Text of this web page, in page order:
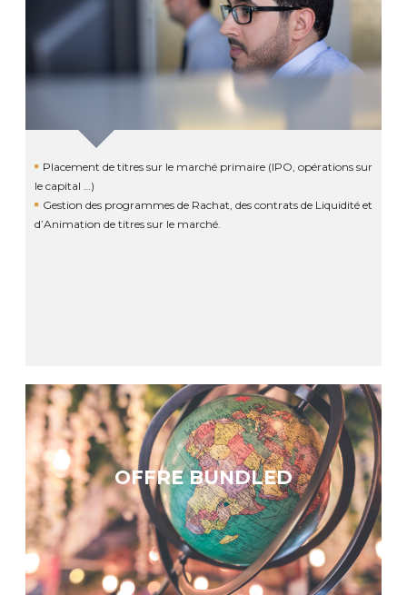
Placement de titres sur le marché primaire (IPO, opérations sur
le capital …)
Gestion des programmes de Rachat, des contrats de Liquidité et
d’Animation de titres sur le marché.
OFFRE BUNDLED